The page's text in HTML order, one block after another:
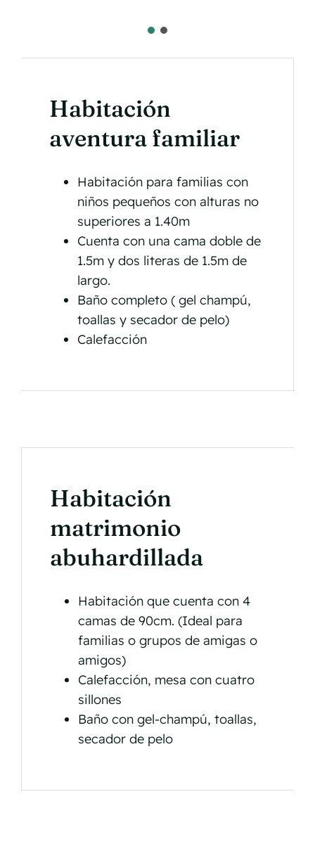
Habitación
aventura familiar
Habitación para familias con
niños pequeños con alturas no
superiores a 1.40m
Cuenta con una cama doble de
1.5m y dos literas de 1.5m de
largo.
Baño completo ( gel champú,
toallas y secador de pelo)
Calefacción
Habitación
matrimonio
abuhardillada
Habitación que cuenta con 4
camas de 90cm. (Ideal para
familias o grupos de amigas o
amigos)
Calefacción, mesa con cuatro
sillones
Baño con gel-champú, toallas,
secador de pelo